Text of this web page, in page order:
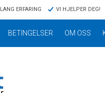
LANG ERFARING VI HJELPER DEG!
BETINGELSER OM OSS